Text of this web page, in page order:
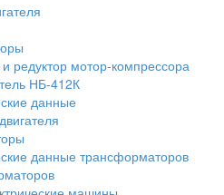
редуктор мотор-компрессора
НБ-412К
данные
данные трансформаторов